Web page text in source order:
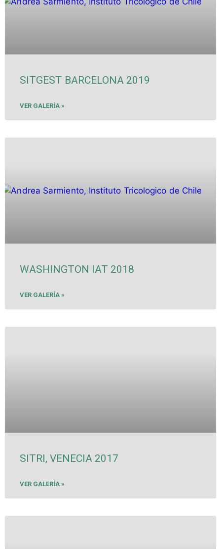
SITGEST BARCELONA 2019
VER GALERÍA »
WASHINGTON IAT 2018
VER GALERÍA »
SITRI, VENECIA 2017
VER GALERÍA »